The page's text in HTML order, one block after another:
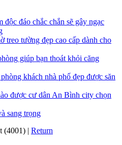
đáo chắc chắn sẽ gây ngạc
treo tường đẹp cao cấp dành cho
giúp bạn thoát khỏi căng
khách nhà phố đẹp được săn
được cư dân An Bình city chọn
sang trọng
(4001) | Return